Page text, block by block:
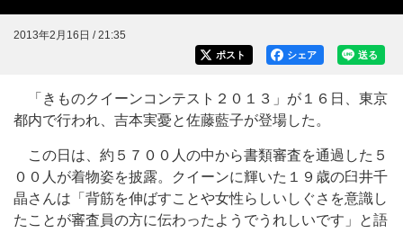
2013年2月16日 / 21:35
送る
シェア
ポスト
「きものクイーンコンテスト２０１３」が１６日、東京
都内で行われ、吉本実憂と佐藤藍子が登場した。
この日は、約５７００人の中から書類審査を通過した５
００人が着物姿を披露。クイーンに輝いた１９歳の臼井千
晶さんは「背筋を伸ばすことや女性らしいしぐさを意識し
たことが審査員の方に伝わったようでうれしいです」と語